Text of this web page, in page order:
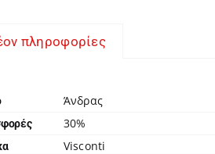
πληροφορίες
Άνδρας
30%
Visconti